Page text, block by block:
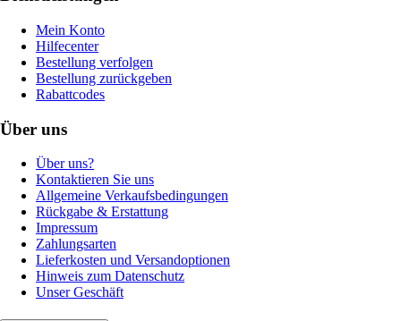
Mein Konto
Hilfecenter
Bestellung verfolgen
Bestellung zurückgeben
Rabattcodes
Über uns
Über uns?
Kontaktieren Sie uns
Allgemeine Verkaufsbedingungen
Rückgabe & Erstattung
Impressum
Zahlungsarten
Lieferkosten und Versandoptionen
Hinweis zum Datenschutz
Unser Geschäft